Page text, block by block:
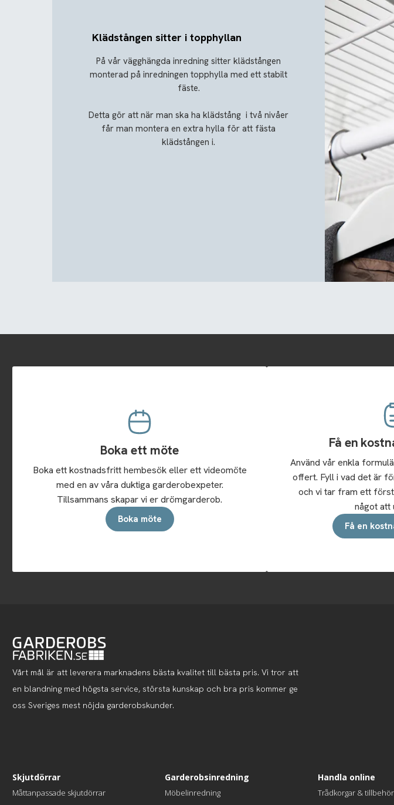
Klädstången sitter i topphyllan
På vår vägghängda inredning sitter klädstången
monterad på inredningen topphylla med ett stabilt
fäste.
Detta gör att när man ska ha klädstång i två nivåer
får man montera en extra hylla för att fästa
klädstången i.
Boka ett möte
Boka ett kostnadsfritt hembesök eller ett videomöte
med en av våra duktiga garderobexpeter.
Tillsammans skapar vi er drömgarderob.
Boka möte
Få en
Använd vår enkla
offert. Fyll i vad det är
och vi tar fram ett
något att
Få en
Vårt mål är att leverera marknadens bästa kvalitet till bästa pris. Vi tror att
en blandning med högsta service, största kunskap och bra pris kommer ge
oss Sveriges mest nöjda garderobskunder.
Skjutdörrar
Måttanpassade skjutdörrar
Garderobsinredning
Möbelinredning
Handla online
Trådkorgar & tillbehör